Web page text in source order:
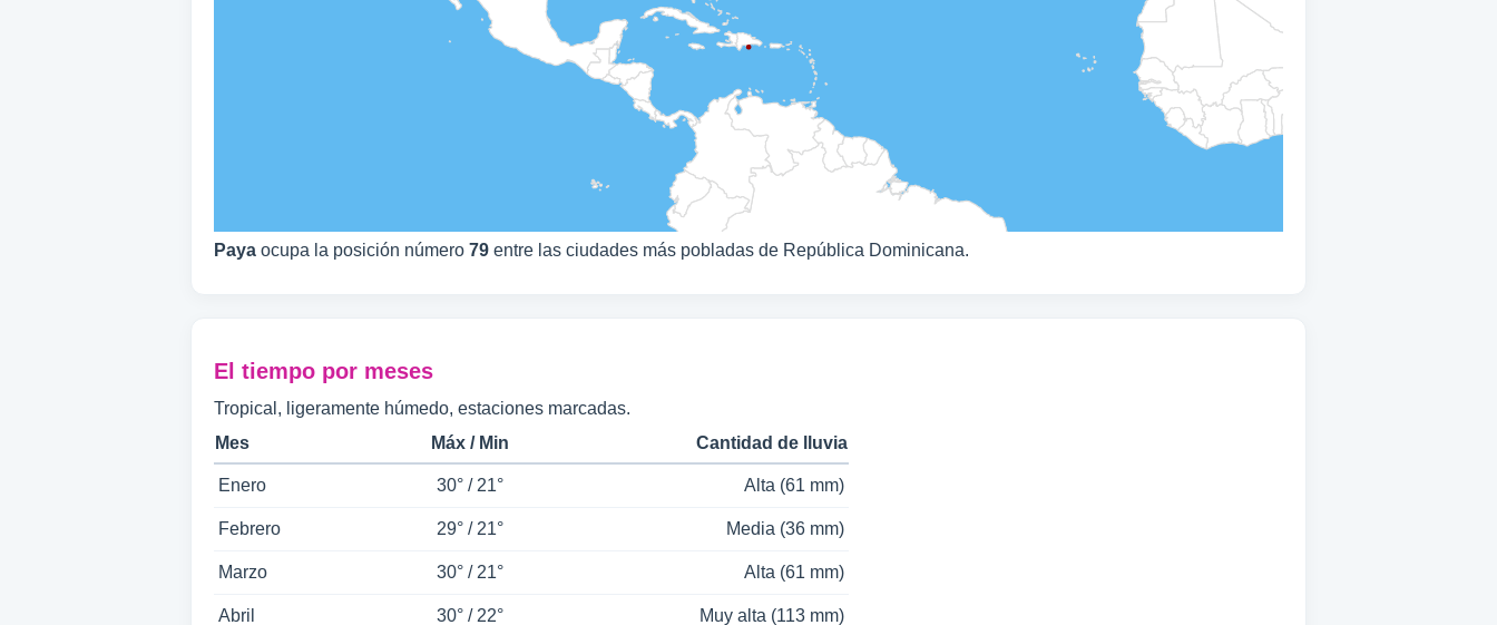
Paya ocupa la posición número 79 entre las ciudades más pobladas de República Dominicana.
El tiempo por meses
Tropical, ligeramente húmedo, estaciones marcadas.
Mes
Máx / Min Cantidad de lluvia
Enero 30° / 21° Alta (61 mm)
Febrero 29° / 21° Media (36 mm)
Marzo 30° / 21° Alta (61 mm)
Abril 30° / 22° Muy alta (113 mm)